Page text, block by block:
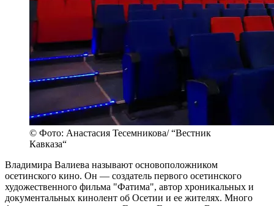
© Фото: Анастасия Тесемникова/ “Вестник
Кавказа“
Владимира Валиева называют основоположником
осетинского кино. Он — создатель первого осетинского
художественного фильма "Фатима", автор хроникальных и
документальных кинолент об Осетии и ее жителях. Много